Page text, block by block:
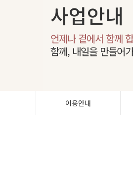
사업안내
언제나 곁에서 함께
함께, 내일을 만들어
이용안내